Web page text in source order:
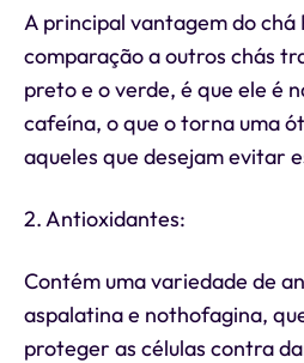
A principal vantagem do chá
comparação a outros chás
preto e o verde, é que ele é
cafeína, o que o torna uma
aqueles que desejam evitar
2. Antioxidantes:
Contém uma variedade de
aspalatina e nothofagina,
proteger as células contra